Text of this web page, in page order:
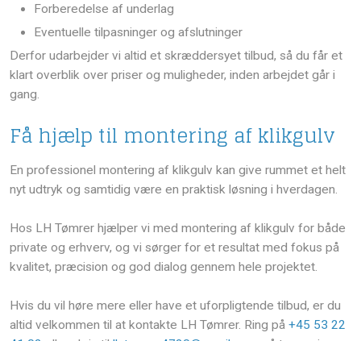
​Forberedelse af underlag
​Eventuelle tilpasninger og afslutninger
Derfor udarbejder vi altid et skræddersyet tilbud, så du får et
klart overblik over priser og muligheder, inden arbejdet går i
gang.
Få hjælp til montering af klikgulv
En professionel montering af klikgulv kan give rummet et helt
nyt udtryk og samtidig være en praktisk løsning i hverdagen.
Hos LH Tømrer hjælper vi med montering af klikgulv for både
private og erhverv, og vi sørger for et resultat med fokus på
kvalitet, præcision og god dialog gennem hele projektet.
Hvis du vil høre mere eller have et uforpligtende tilbud, er du
altid velkommen til at kontakte LH Tømrer. Ring på +45 53 22